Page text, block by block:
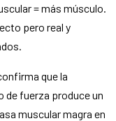
= más músculo.
pero real y
que la
de fuerza produce un
muscular magra en